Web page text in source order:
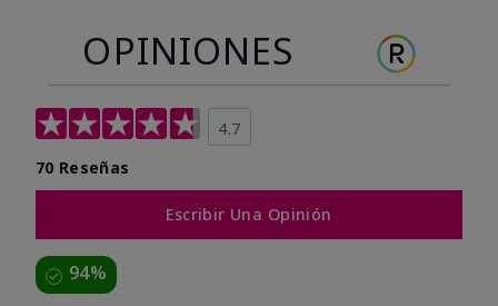
OPINIONES
4.7
70 Reseñas
Escribir Una Opinión
94%